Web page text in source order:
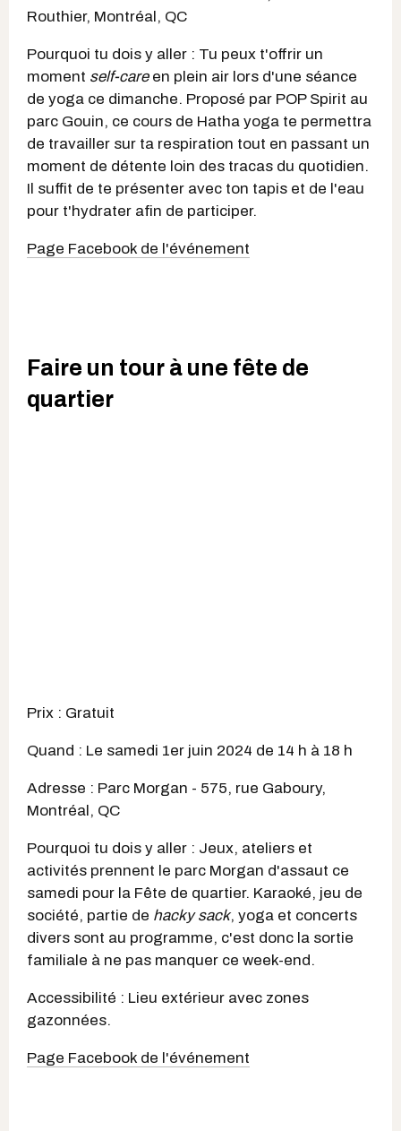
Routhier, Montréal, QC
Pourquoi tu dois y aller : Tu peux t'offrir un
moment self-careen plein air lors d'une séance
de yoga ce dimanche. Proposé par POP Spirit au
parc Gouin, ce cours de Hatha yoga te permettra
de travailler sur ta respiration tout en passant un
moment de détente loin des tracas du quotidien.
Il suffit de te présenter avec ton tapis et de l'eau
pour t'hydrater afin de participer.
Page Facebook de l'événement
Faire un tour à une fête de
quartier
Prix : Gratuit
Quand : Le samedi 1er juin 2024 de 14 h à 18 h
Adresse : Parc Morgan - 575, rue Gaboury,
Montréal, QC
Pourquoi tu dois y aller : Jeux, ateliers et
activités prennent le parc Morgan d'assaut ce
samedi pour la Fête de quartier. Karaoké, jeu de
société, partie de hacky sack, yoga et concerts
divers sont au programme, c'est donc la sortie
familiale à ne pas manquer ce week-end.
Accessibilité : Lieu extérieur avec zones
gazonnées.
Page Facebook de l'événement